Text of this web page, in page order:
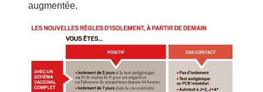
augmentée.